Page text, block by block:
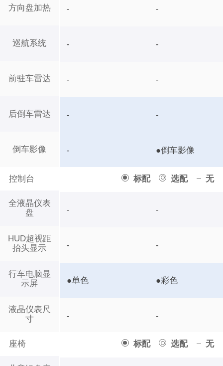
方向盘加热
巡航系统
前驻车雷达
后倒车雷达
倒车影像
控制台 标配 选配 无
全液晶仪表
盘
HUD超视距
抬头显示
行车电脑显
示屏
液晶仪表尺
寸
座椅 标配 选配 无
- -
- -
- -
- -
- ●倒车影像
- -
- -
●单色 ●彩色
- -